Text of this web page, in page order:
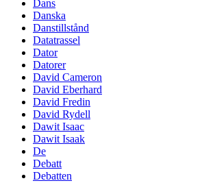
Dans
Danska
Danstillstånd
Datatrassel
Dator
Datorer
David Cameron
David Eberhard
David Fredin
David Rydell
Dawit Isaac
Dawit Isaak
De
Debatt
Debatten